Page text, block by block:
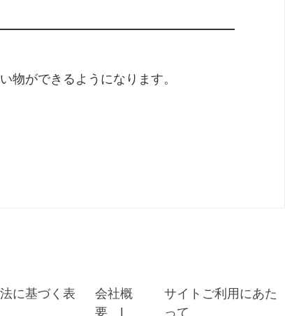
物ができるようになります。
に基づく表
会社概
要
サイトご利用にあた
って